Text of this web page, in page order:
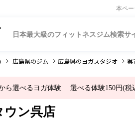
本ペ
日本最大級のフィットネスジム検索サ
広島県のジム 広島県のヨガスタジオ 呉
ら選べるヨガ体験 選べる体験150円(税
ウン呉店